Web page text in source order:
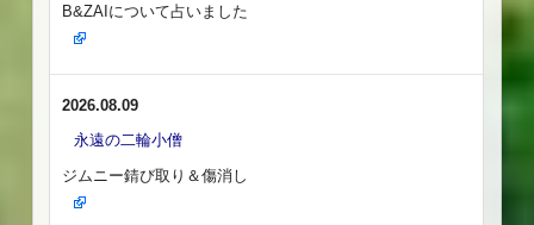
B&ZAIについて占いました
2026.08.09
永遠の二輪小僧
ジムニー錆び取り＆傷消し